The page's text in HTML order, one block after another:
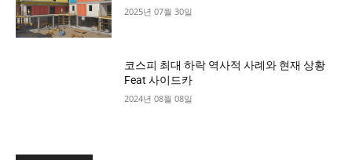
2025년 07월 30일
코스피 최대 하락 역사적 사례와 현재 상황
Feat 사이드카
2024년 08월 08일